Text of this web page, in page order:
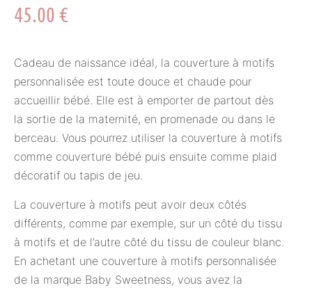
45.00 €
Cadeau de naissance idéal, la couverture à motifs
personnalisée est toute douce et chaude pour
accueillir bébé. Elle est à emporter de partout dès
la sortie de la maternité, en promenade ou dans le
berceau. Vous pourrez utiliser la couverture à motifs
comme couverture bébé puis ensuite comme plaid
décoratif ou tapis de jeu.
La couverture à motifs peut avoir deux côtés
différents, comme par exemple, sur un côté du tissu
à motifs et de l’autre côté du tissu de couleur blanc.
En achetant une couverture à motifs personnalisée
de la marque Baby Sweetness, vous avez la